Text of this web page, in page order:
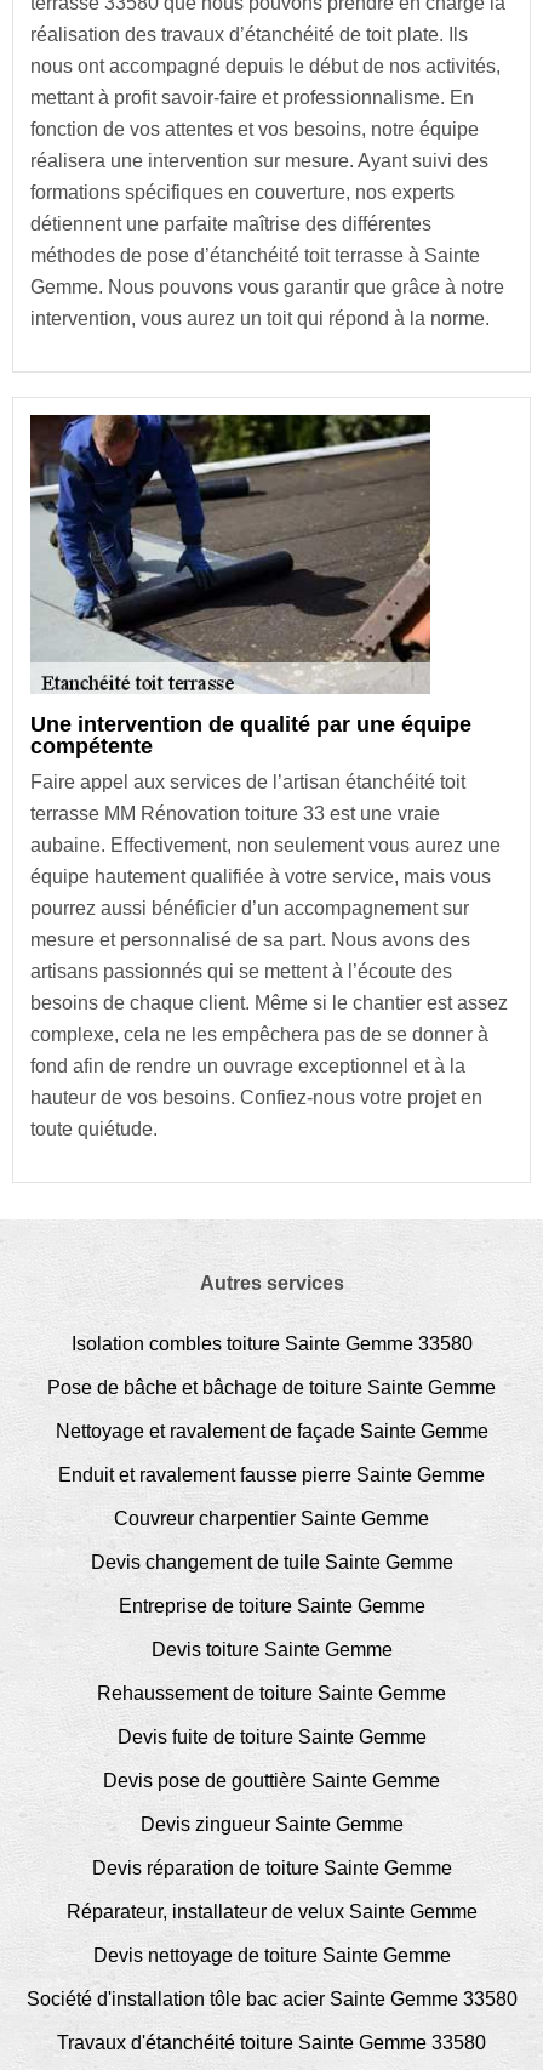
réalisation des travaux d’étanchéité de toit plate. Ils
nous ont accompagné depuis le début de nos activités,
mettant à profit savoir-faire et professionnalisme. En
fonction de vos attentes et vos besoins, notre équipe
réalisera une intervention sur mesure. Ayant suivi des
formations spécifiques en couverture, nos experts
détiennent une parfaite maîtrise des différentes
méthodes de pose d’étanchéité toit terrasse à Sainte
Gemme. Nous pouvons vous garantir que grâce à notre
intervention, vous aurez un toit qui répond à la norme.
Une intervention de qualité par une équipe
compétente
Faire appel aux services de l’artisan étanchéité toit
terrasse MM Rénovation toiture 33 est une vraie
aubaine. Effectivement, non seulement vous aurez une
équipe hautement qualifiée à votre service, mais vous
pourrez aussi bénéficier d’un accompagnement sur
mesure et personnalisé de sa part. Nous avons des
artisans passionnés qui se mettent à l’écoute des
besoins de chaque client. Même si le chantier est assez
complexe, cela ne les empêchera pas de se donner à
fond afin de rendre un ouvrage exceptionnel et à la
hauteur de vos besoins. Confiez-nous votre projet en
toute quiétude.
Autres services
Isolation combles toiture Sainte Gemme 33580
Pose de bâche et bâchage de toiture Sainte Gemme
Nettoyage et ravalement de façade Sainte Gemme
Enduit et ravalement fausse pierre Sainte Gemme
Couvreur charpentier Sainte Gemme
Devis changement de tuile Sainte Gemme
Entreprise de toiture Sainte Gemme
Devis toiture Sainte Gemme
Rehaussement de toiture Sainte Gemme
Devis fuite de toiture Sainte Gemme
Devis pose de gouttière Sainte Gemme
Devis zingueur Sainte Gemme
Devis réparation de toiture Sainte Gemme
Réparateur, installateur de velux Sainte Gemme
Devis nettoyage de toiture Sainte Gemme
Société d'installation tôle bac acier Sainte Gemme 33580
Travaux d'étanchéité toiture Sainte Gemme 33580